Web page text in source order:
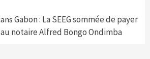
Gabon : La SEEG sommée de payer
notaire Alfred Bongo Ondimba